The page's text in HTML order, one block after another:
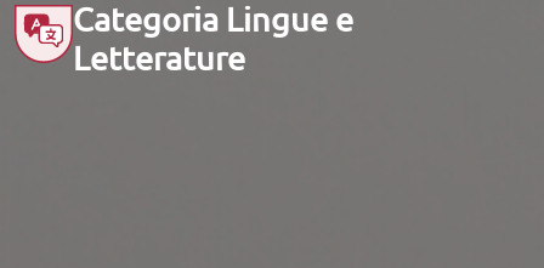
Categoria Lingue e
Letterature